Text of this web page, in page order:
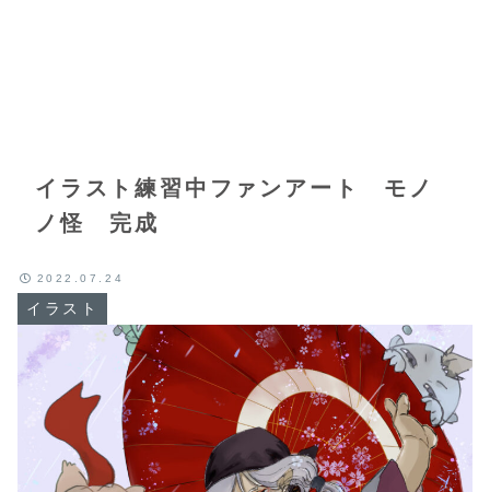
イラスト練習中ファンアート モノ
ノ怪 完成
イラスト
2022.07.24